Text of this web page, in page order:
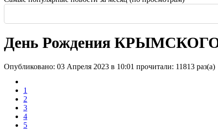
День Рождения
Опубликовано: 03 Апреля 2023 в 10:01 прочитали: 11813 раз(а)
1
2
3
4
5